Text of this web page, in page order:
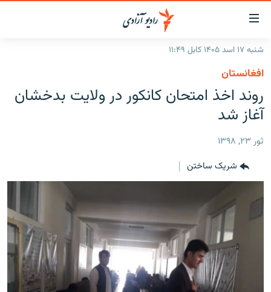
لینک‌های
قابل
دسترسی
به
متن
اصلی
بازگشت
منوی
مراجعه
صفحه
جستجو
گزارش‌ها
افغانستان
جهان
خبرها
مصاحبه‌ها
برنامه‌ها
مجموعه تصویری
ورزش
بحران مهاجرت
'کووید-۱۹'
شنبه ۱۷ اسد ۱۴۰۵ کابل ۱۱:۴۹
افغانستان
روند اخذ امتحان کانکور در ولایت بدخشان
آغاز شد
ثور ۲۳, ۱۳۹۸
شریک ساختن